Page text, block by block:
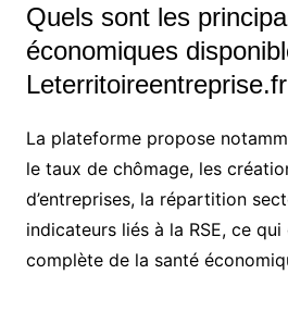
Quels sont les
économiques
La plateforme propose
le taux de chômage, les
d’entreprises, la répartition
indicateurs liés à la RSE, ce
complète de la santé